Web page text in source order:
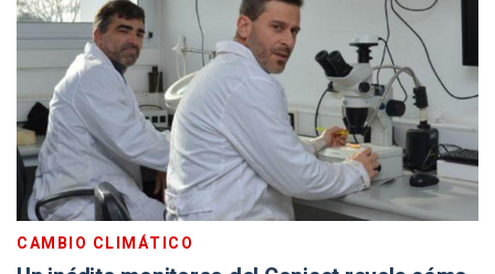
CAMBIO CLIMÁTICO